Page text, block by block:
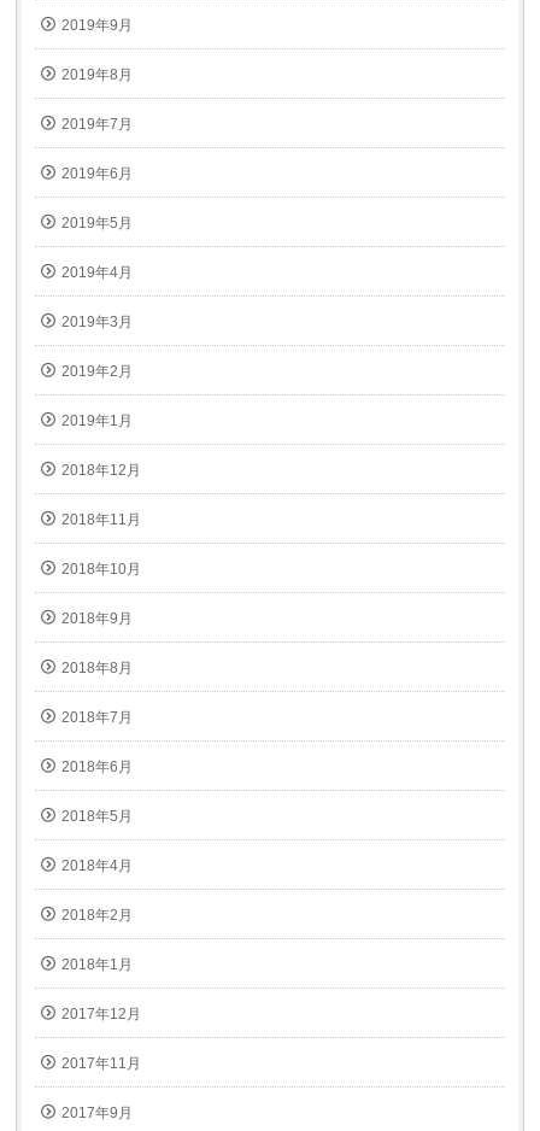
2019年9月
2019年8月
2019年7月
2019年6月
2019年5月
2019年4月
2019年3月
2019年2月
2019年1月
2018年12月
2018年11月
2018年10月
2018年9月
2018年8月
2018年7月
2018年6月
2018年5月
2018年4月
2018年2月
2018年1月
2017年12月
2017年11月
2017年9月